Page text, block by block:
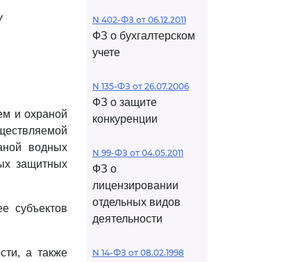
и охраной
водных
защитных
субъектов
а также
N 402-ФЗ от 06.12.2011
ФЗ о бухгалтерском
учете
N 135-ФЗ от 26.07.2006
ФЗ о защите
конкуренции
N 99-ФЗ от 04.05.2011
ФЗ о
лицензировании
отдельных видов
деятельности
N 14-ФЗ от 08.02.1998